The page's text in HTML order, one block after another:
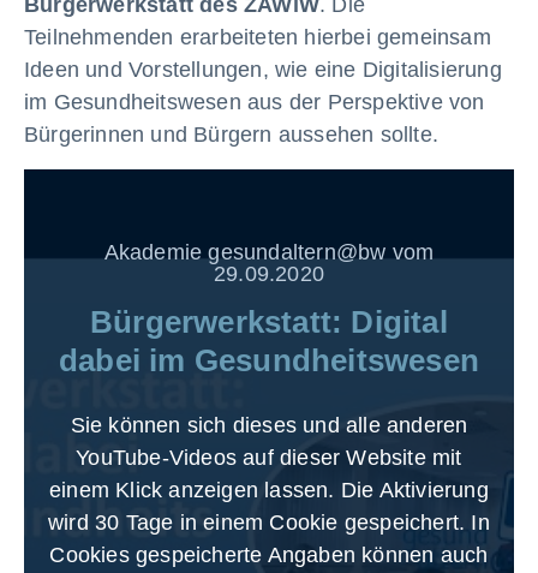
Teilnehmenden erarbeiteten hierbei gemeinsam
Ideen und Vorstellungen, wie eine Digitalisierung
im Gesundheitswesen aus der Perspektive von
Bürgerinnen und Bürgern aussehen sollte.
Akademie gesundaltern@bw vom
29.09.2020
Bürgerwerkstatt: Digital
dabei im Gesundheitswesen
Sie können sich dieses und alle anderen
YouTube-Videos auf dieser Website mit
einem Klick anzeigen lassen. Die Aktivierung
wird 30 Tage in einem Cookie gespeichert. In
Cookies gespeicherte Angaben können auch